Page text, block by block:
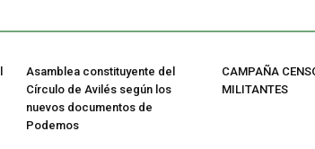
Asamblea constituyente del
Círculo de Avilés según los
nuevos documentos de
Podemos
CAMPAÑA
MILITANTES